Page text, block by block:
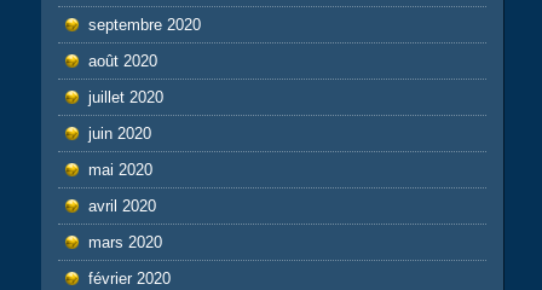
septembre 2020
août 2020
juillet 2020
juin 2020
mai 2020
avril 2020
mars 2020
février 2020